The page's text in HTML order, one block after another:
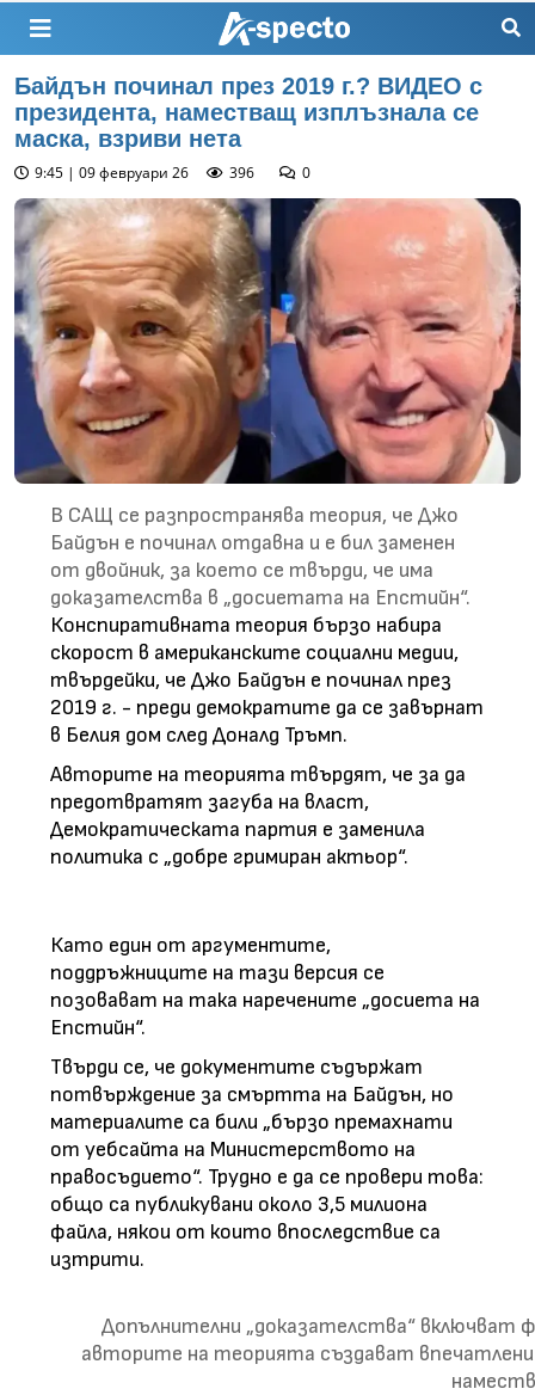
Байдън починал през 2019 г.? ВИДЕО с
президента, наместващ изплъзнала се
маска, взриви нета
9:45 | 09 февруари 26 396 0
В САЩ се разпространява теория, че Джо
Байдън е починал отдавна и е бил заменен
от двойник, за което се твърди, че има
доказателства в „досиетата на Епстийн“.
Конспиративната теория бързо набира
скорост в американските социални медии,
твърдейки, че Джо Байдън е починал през
2019 г. - преди демократите да се завърнат
в Белия дом след Доналд Тръмп.
Авторите на теорията твърдят, че за да
предотвратят загуба на власт,
Демократическата партия е заменила
политика с „добре гримиран актьор“.
Като един от аргументите,
поддръжниците на тази версия се
позовават на така наречените „досиета на
Епстийн“.
Твърди се, че документите съдържат
потвърждение за смъртта на Байдън, но
материалите са били „бързо премахнати
от уебсайта на Министерството на
правосъдието“. Трудно е да се провери това:
общо са публикувани около 3,5 милиона
файла, някои от които впоследствие са
изтрити.
Допълнителни „доказателства“ включват
авторите на теорията създават